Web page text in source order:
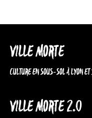
VILLE MORTE
CULTURE EN SOUS-SOL À LYON
VILLE MORTE 2.0